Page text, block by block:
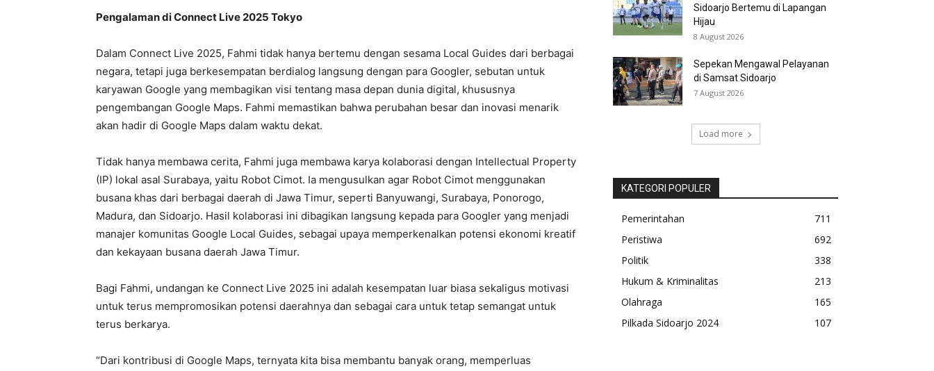
Pengalaman di Connect Live 2025 Tokyo
Dalam Connect Live 2025, Fahmi tidak hanya bertemu dengan sesama Local Guides dari berbagai
negara, tetapi juga berkesempatan berdialog langsung dengan para Googler, sebutan untuk
karyawan Google yang membagikan visi tentang masa depan dunia digital, khususnya
pengembangan Google Maps. Fahmi memastikan bahwa perubahan besar dan inovasi menarik
akan hadir di Google Maps dalam waktu dekat.
Tidak hanya membawa cerita, Fahmi juga membawa karya kolaborasi dengan Intellectual Property
(IP) lokal asal Surabaya, yaitu Robot Cimot. Ia mengusulkan agar Robot Cimot menggunakan
busana khas dari berbagai daerah di Jawa Timur, seperti Banyuwangi, Surabaya, Ponorogo,
Madura, dan Sidoarjo. Hasil kolaborasi ini dibagikan langsung kepada para Googler yang menjadi
manajer komunitas Google Local Guides, sebagai upaya memperkenalkan potensi ekonomi kreatif
dan kekayaan busana daerah Jawa Timur.
Bagi Fahmi, undangan ke Connect Live 2025 ini adalah kesempatan luar biasa sekaligus motivasi
untuk terus mempromosikan potensi daerahnya dan sebagai cara untuk tetap semangat untuk
terus berkarya.
“Dari kontribusi di Google Maps, ternyata kita bisa membantu banyak orang, memperluas
Sidoarjo Bertemu di Lapangan
Hijau
8 August 2026
Sepekan Mengawal Pelayanan
di Samsat Sidoarjo
7 August 2026
Load more
KATEGORI POPULER
Pemerintahan
711
Peristiwa
692
Politik
338
Hukum & Kriminalitas
213
Olahraga
165
Pilkada Sidoarjo 2024
107